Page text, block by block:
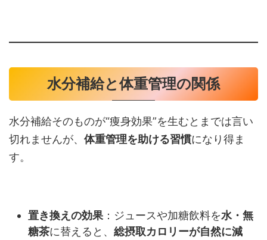
水分補給と体重管理の関係
水分補給そのものが“痩身効果”を生むとまでは言い
切れませんが、 体重管理を助ける習慣になり得ま
す。
置き換えの効果 ：ジュースや加糖飲料を水・無
糖茶に替えると、 総摂取カロリーが自然に減